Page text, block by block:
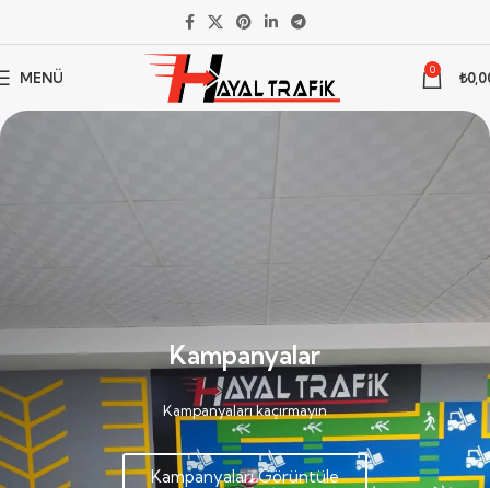
MENÜ 0 ₺
Yol Çizgi Boyaları
Şehir estetiği ve trafik güvenliği için
profesyonel çözümler.